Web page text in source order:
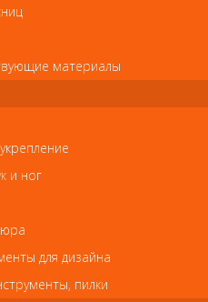
прямые черные
и комплектности
и описанием на сайте не
качества товара.
материалы
и ног
для дизайна
пилки